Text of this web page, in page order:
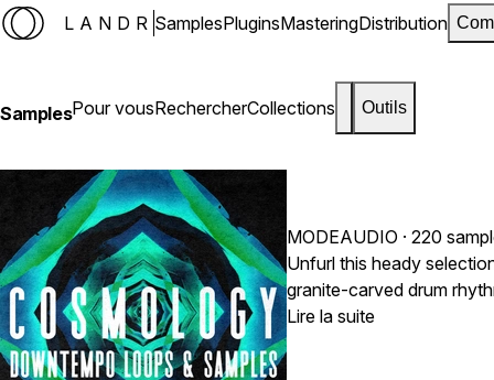
LANDR SamplesPluginsMasteringDistribution
SamplesPour vousRechercherCollections Outils
MODEAUDIO · 220
Unfurl this heady
granite-carved drum
impact of Industrial beats
Lire la suite